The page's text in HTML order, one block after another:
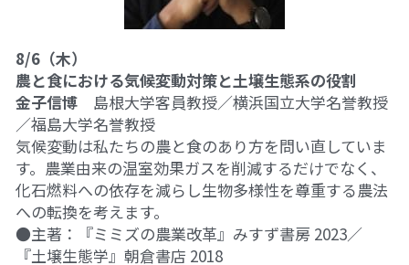
8/6（木）
農と食における気候変動対策と土壌生態系の役割
金子信博 島根大学客員教授／横浜国立大学名誉教授
／福島大学名誉教授
気候変動は私たちの農と食のあり方を問い直していま
す。農業由来の温室効果ガスを削減するだけでなく、
化石燃料への依存を減らし生物多様性を尊重する農法
への転換を考えます。
●主著：『ミミズの農業改革』みすず書房 2023／
『土壌生態学』朝倉書店 2018